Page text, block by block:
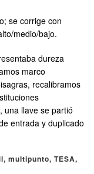
se corrige con
medio/bajo.
dureza
marco
recalibramos
, una llave se partió
entrada y duplicado
multipunto, TESA,